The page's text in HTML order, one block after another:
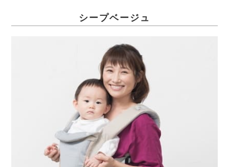
シープベージュ